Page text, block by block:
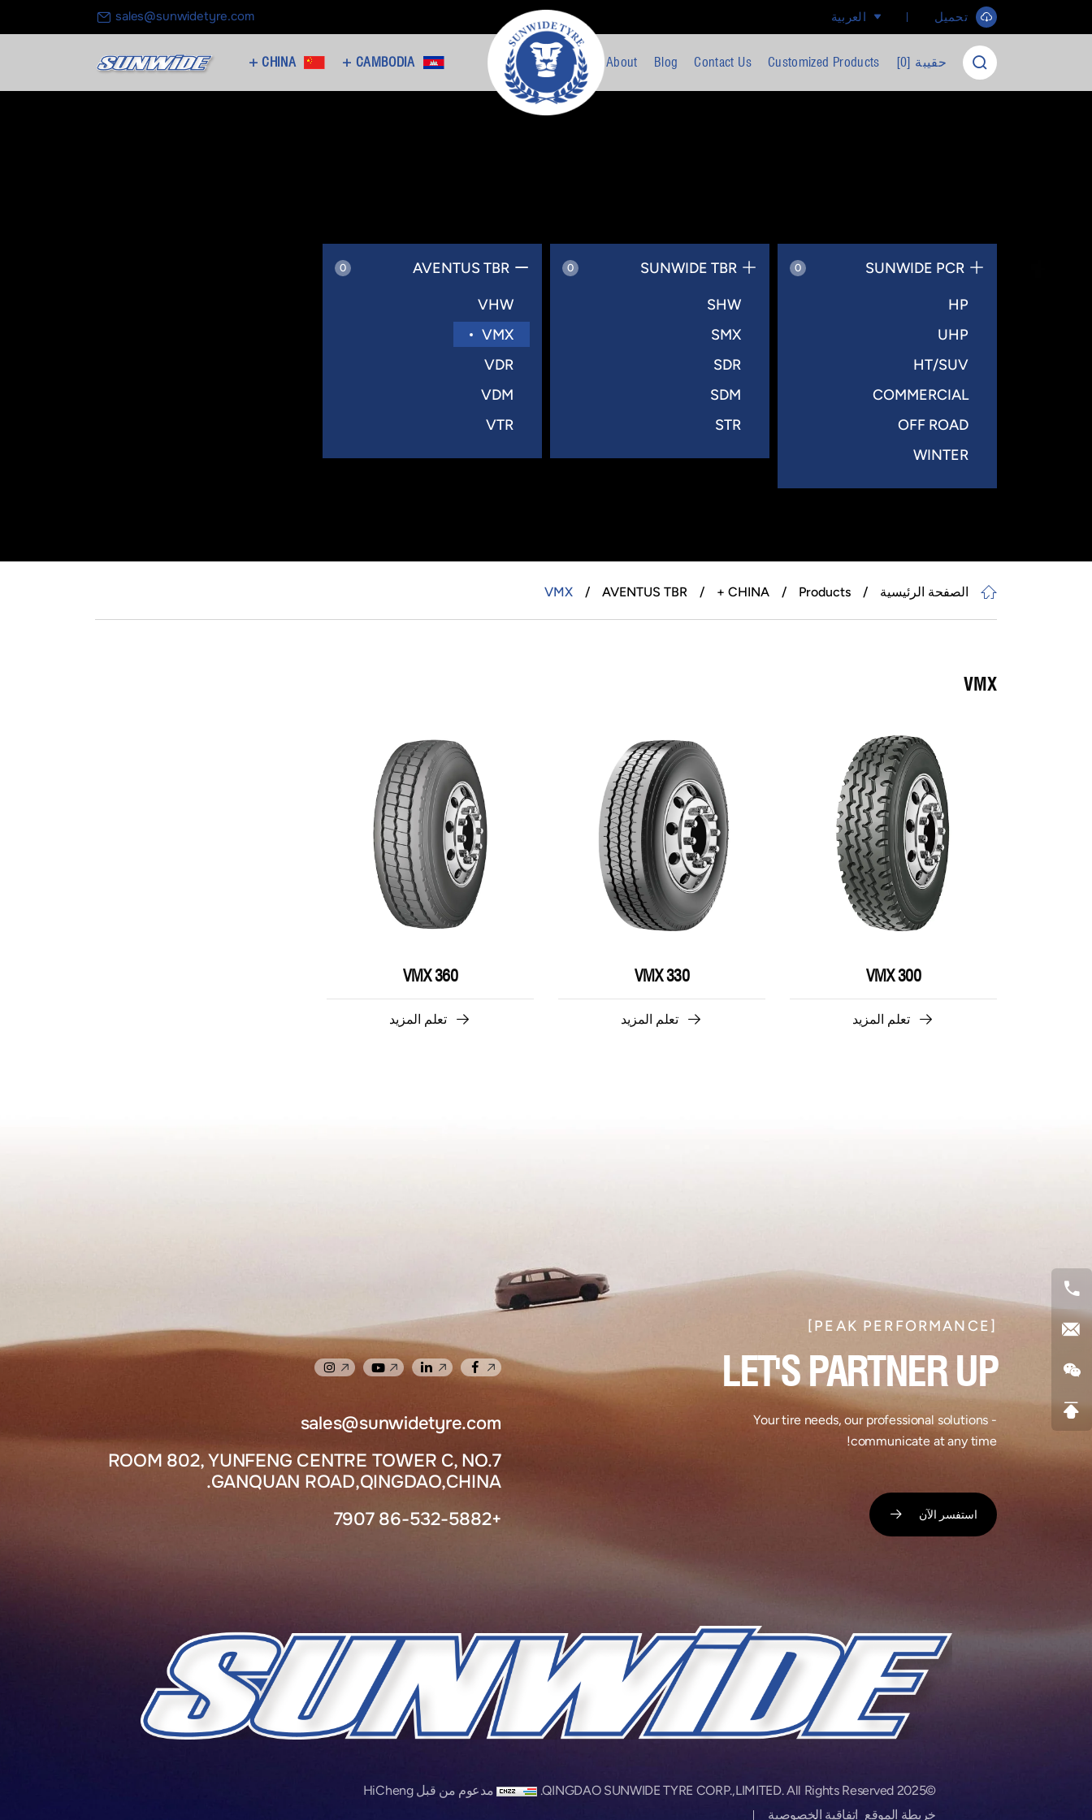
sales@sunwidetyre.com تحميل ​ العربية
CHINA + CAMBODIA + About Blog Contact Us Customized Products حقيبة [0
]
0 SUNWIDE PCR
HP
UHP
HT/SUV
COMMERCIAL
OFF ROAD
WINTER
0 SUNWIDE TBR
SHW
SMX
SDR
SDM
STR
0 AVENTUS TBR
VHW
VMX
VDR
VDM
VTR
الصفحة الرئيسية Products
CHINA +
AVENTUS TBR
VMX
VMX
VMX 300
تعلم المزيد
VMX 330
تعلم المزيد
VMX 360
تعلم المزيد
[PEAK PERFORMANCE]​
LET'S PARTNER UP​
Your tire needs, our professional solutions -
communicate at any time!
استفسر الآن ​
sales@sunwidetyre.com
ROOM 802, YUNFENG CENTRE TOWER C, NO.7
GANQUAN ROAD,QINGDAO,CHINA.
+86-532-5882 7907
©2025 QINGDAO SUNWIDE TYRE CORP.,LIMITED. All Rights Reserved.
مدعوم من قبل HiCheng ​
خريطة الموقع ​ اتفاقية الخصوصية ​